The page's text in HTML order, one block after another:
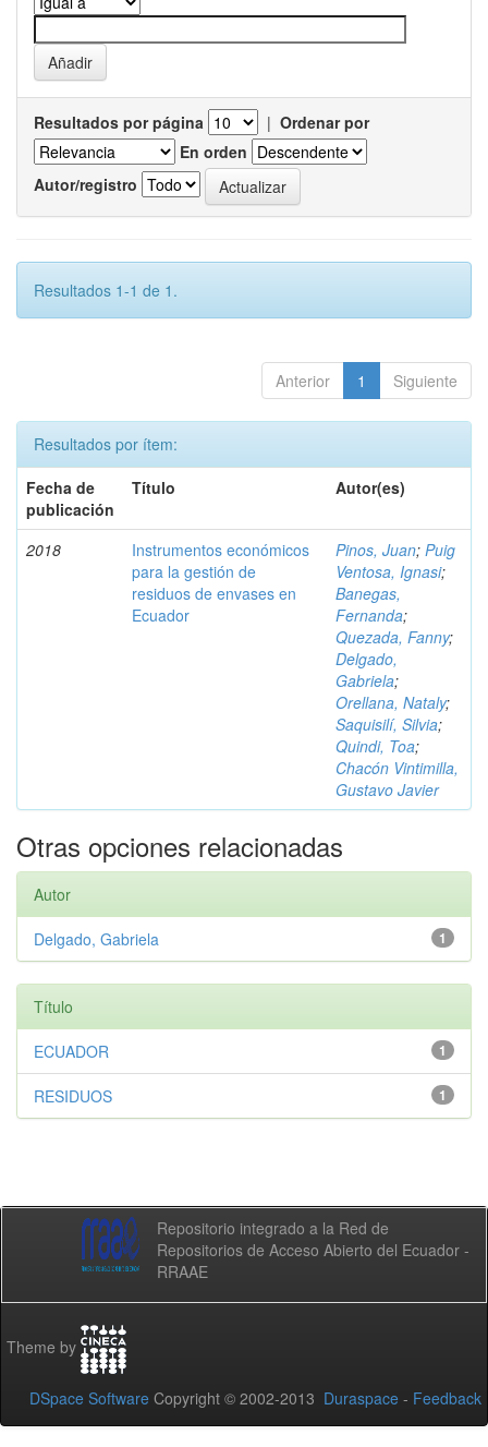
Resultados por página | Ordenar por
En orden
Autor/registro
Resultados 1-1 de 1.
Anterior 1 Siguiente
Resultados por ítem:
Fecha de
publicación
Título Autor(es)
2018
Instrumentos económicos
para la gestión de
residuos de envases en
Ecuador
Pinos, Juan; Puig
Ventosa, Ignasi;
Banegas,
Fernanda;
Quezada, Fanny;
Delgado,
Gabriela;
Orellana, Nataly;
Saquisilí, Silvia;
Quindi, Toa;
Chacón Vintimilla,
Gustavo Javier
Otras opciones relacionadas
Autor
1
Delgado, Gabriela
Título
1
ECUADOR
1
RESIDUOS
Repositorio integrado a la Red de
Repositorios de Acceso Abierto del Ecuador -
RRAAE
Theme by
DSpace Software Copyright © 2002-2013 Duraspace - Feedback